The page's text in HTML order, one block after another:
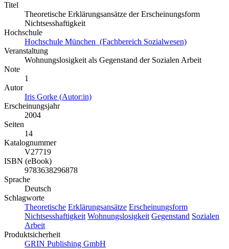
Titel
Theoretische Erklärungsansätze der Erscheinungsform
Nichtsesshaftigkeit
Hochschule
Hochschule München (Fachbereich Sozialwesen)
Veranstaltung
Wohnungslosigkeit als Gegenstand der Sozialen Arbeit
Note
1
Autor
Iris Gorke (Autor:in)
Erscheinungsjahr
2004
Seiten
14
Katalognummer
V27719
ISBN (eBook)
9783638296878
Sprache
Deutsch
Schlagworte
Theoretische Erklärungsansätze Erscheinungsform
Nichtsesshaftigkeit Wohnungslosigkeit Gegenstand Sozialen
Arbeit
Produktsicherheit
GRIN Publishing GmbH